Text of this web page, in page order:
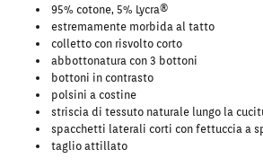
95% cotone, 5% Lycra®
estremamente morbida al tatto
colletto con risvolto corto
abbottonatura con 3 bottoni
bottoni in contrasto
polsini a costine
striscia di tessuto naturale lungo la
spacchetti laterali corti con fettuccia a
taglio attillato